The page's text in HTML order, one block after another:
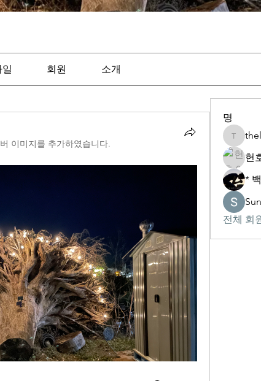
일 회원 소개
이미지를 추가하였습니다.
명
헌
*
전체 회